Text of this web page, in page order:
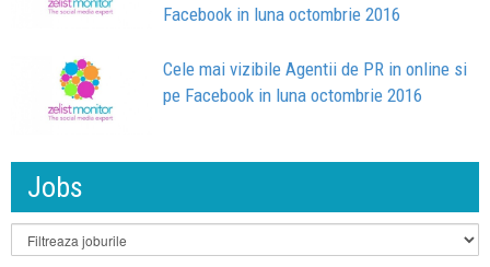
Facebook in luna octombrie 2016
Cele mai vizibile Agentii de PR in online si
pe Facebook in luna octombrie 2016
Jobs